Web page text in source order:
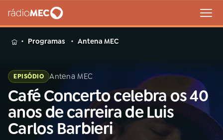
MENU
Buscar
na
Rádio
MEC
Buscar
Programas Antena MEC
EPISÓDIO Antena MEC
Café Concerto celebra os 40
anos de carreira de Luis
Carlos Barbieri